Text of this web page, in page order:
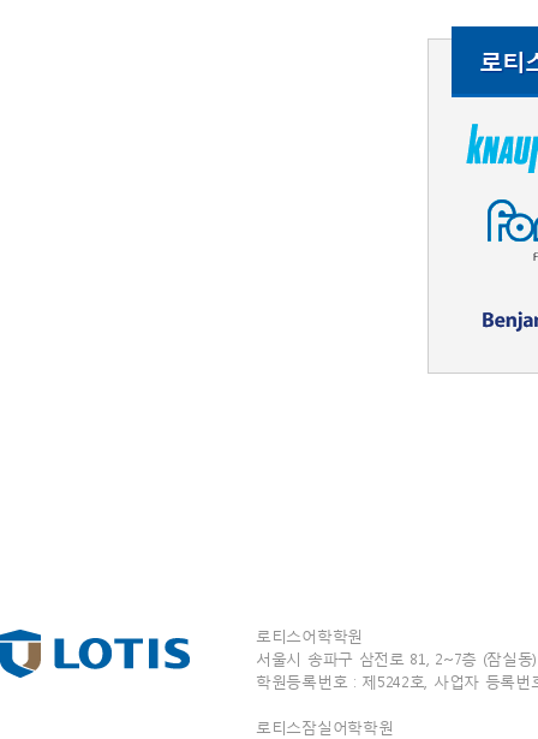
로티스어학학원
서울시 송파구 삼전로 81, 2~7층 (잠실
학원등록번호 : 제5242호, 사업자 등록
로티스잠실어학학원